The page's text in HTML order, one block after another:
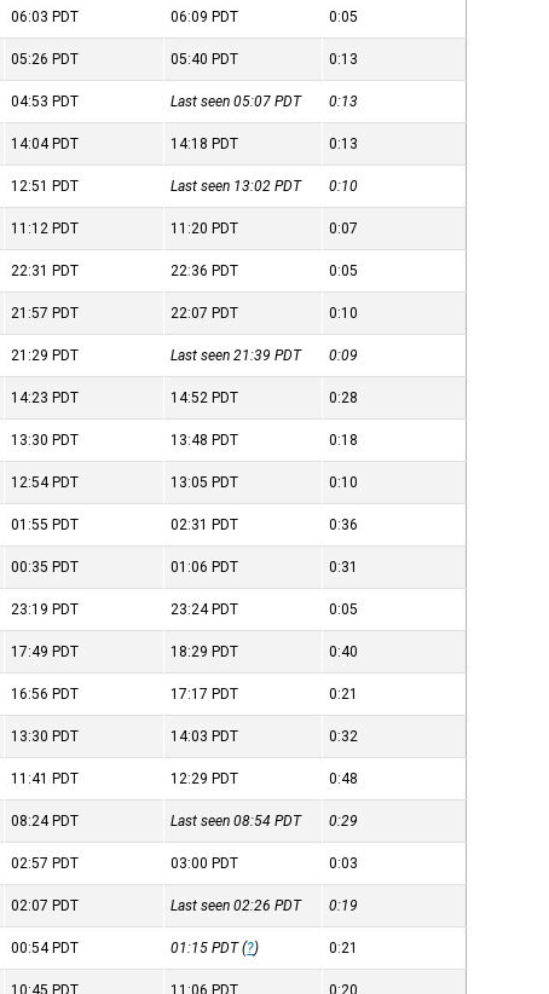
06:03 PDT 06:09 PDT 0:05
05:26 PDT 05:40 PDT 0:13
04:53 PDT Last seen 05:07PDT 0:13
14:04 PDT 14:18 PDT 0:13
12:51 PDT Last seen 13:02PDT 0:10
11:12 PDT 11:20 PDT 0:07
22:31 PDT 22:36 PDT 0:05
21:57 PDT 22:07 PDT 0:10
21:29 PDT Last seen 21:39PDT 0:09
14:23 PDT 14:52 PDT 0:28
13:30 PDT 13:48 PDT 0:18
12:54 PDT 13:05 PDT 0:10
01:55 PDT 02:31 PDT 0:36
00:35 PDT 01:06 PDT 0:31
23:19 PDT 23:24 PDT 0:05
17:49 PDT 18:29 PDT 0:40
16:56 PDT 17:17 PDT 0:21
13:30 PDT 14:03 PDT 0:32
11:41 PDT 12:29 PDT 0:48
08:24 PDT Last seen 08:54PDT 0:29
02:57 PDT 03:00 PDT 0:03
02:07 PDT Last seen 02:26PDT 0:19
00:54 PDT 01:15PDT(?) 0:21
10:45 PDT 11:06 PDT 0:20